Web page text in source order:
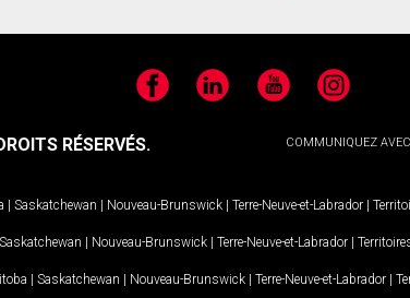
FacebookLinkedIn YouTubeInstagram
COMMUNIQUEZ
RÉSERVÉS.
| Saskatchewan | Nouveau-Brunswick | Terre-Neuve-et-Labrador |
Saskatchewan | Nouveau-Brunswick | Terre-Neuve-et-Labrador |
| Saskatchewan | Nouveau-Brunswick | Terre-Neuve-et-Labrador |